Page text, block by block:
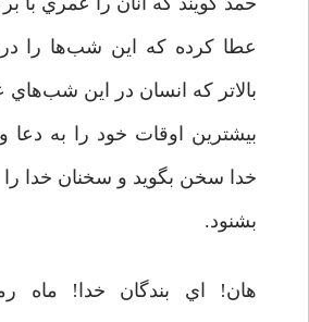
عطا کرده که اين شب‌ها را
بالاتر که انسان در اين شب‌هاي
بيشترين اوقات خود را به دعا و
خدا سخن بگويد و سخنان خدا را
بشنود.
هان! اي بندگان خدا! ماه